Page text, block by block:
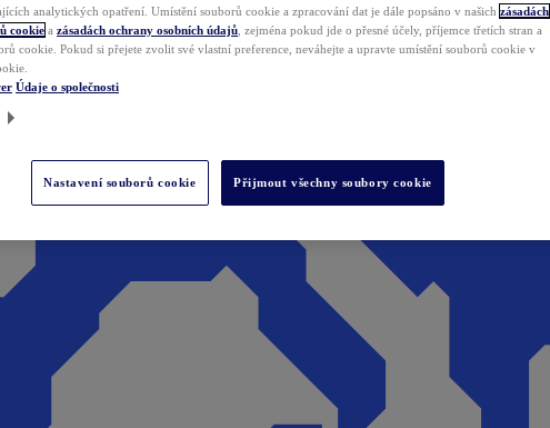
analytických opatření. Umístění souborů cookie a zpracování dat je dále popsáno v našich zásadách
cookie a zásadách ochrany osobních údajů , zejména pokud jde o přesné účely, příjemce třetích stran a
cookie. Pokud si přejete zvolit své vlastní preference, neváhejte a upravte umístění souborů cookie v
Údaje o společnosti
Nastavení souborů cookie Přijmout všechny soubory cookie